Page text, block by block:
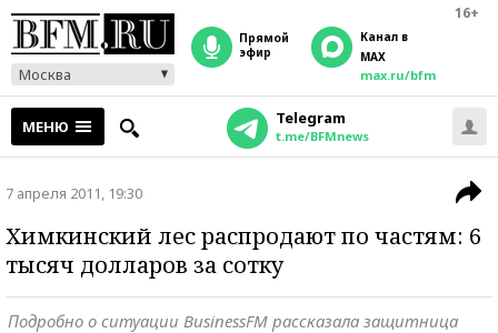
16+
Москва
прямой
эфир
Канал в
MAX
max.ru/bfm
МЕНЮ Telegram
t.me/BFMnews
7 апреля 2011, 19:30
Химкинский лес распродают по частям: 6
тысяч долларов за сотку
Подробно о ситуации BusinessFM рассказала защитница